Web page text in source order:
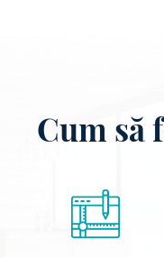
Cum să